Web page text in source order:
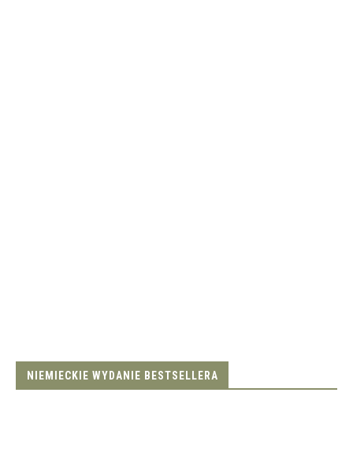
NIEMIECKIE WYDANIE BESTSELLERA